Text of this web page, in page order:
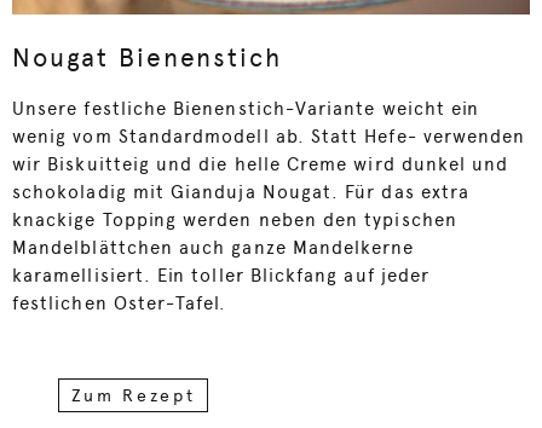
Nougat Bienenstich
Unsere festliche Bienenstich-Variante weicht ein
wenig vom Standardmodell ab. Statt Hefe- verwenden
wir Biskuitteig und die helle Creme wird dunkel und
schokoladig mit Gianduja Nougat. Für das extra
knackige Topping werden neben den typischen
Mandelblättchen auch ganze Mandelkerne
karamellisiert. Ein toller Blickfang auf jeder
festlichen Oster-Tafel.
Zum Rezept